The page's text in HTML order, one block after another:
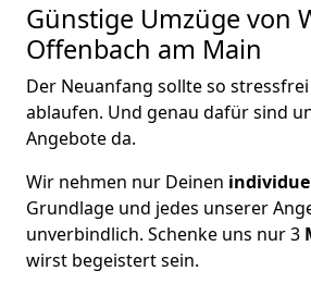
Günstige Umzüge von
Offenbach am Main
Der Neuanfang sollte so
ablaufen. Und genau dafür sind
Angebote da.
Wir nehmen nur Deinen
Grundlage und jedes unserer
unverbindlich. Schenke uns nur 3
wirst begeistert sein.